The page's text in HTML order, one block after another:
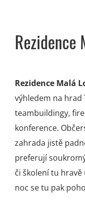
Rezidence
Rezidence Malá
výhledem na hrad
teambuildingy,
konference.
zahrada jistě
preferují
či školení tu
noc se tu pak